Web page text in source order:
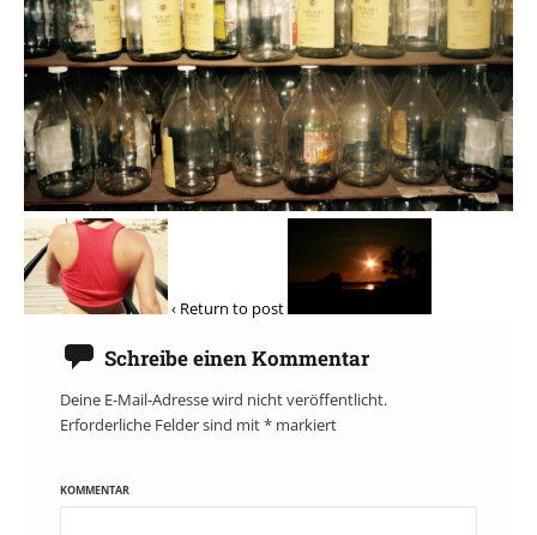
‹ Return to post
Schreibe einen Kommentar
Deine E-Mail-Adresse wird nicht veröffentlicht.
Erforderliche Felder sind mit* markiert
KOMMENTAR